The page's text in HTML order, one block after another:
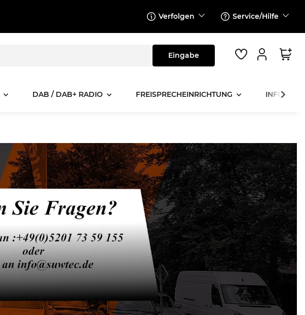
Verfolgen Service/Hilfe
DAB / DAB+ RADIO FREISPRECHEINRICHTUNG